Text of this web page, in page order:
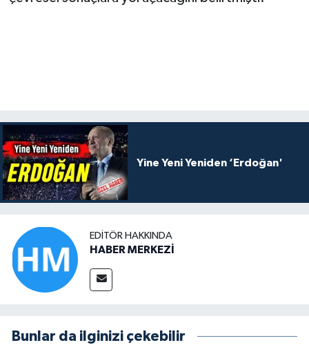
Yine Yeni Yeniden ‘Erdoğan'
EDITÖR HAKKINDA
HABER MERKEZİ
Bunlar da ilginizi çekebilir